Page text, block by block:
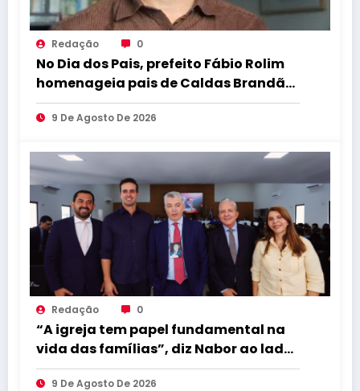
Redação 0
No Dia dos Pais, prefeito Fábio Rolim
homenageia pais de Caldas Brandão
e destaca o amor que transforma ás
famílias
9 De Agosto De 2026
Redação 0
“A igreja tem papel fundamental na
vida das famílias”, diz Nabor ao lado
de Lucas em encontro evangélico
9 De Agosto De 2026